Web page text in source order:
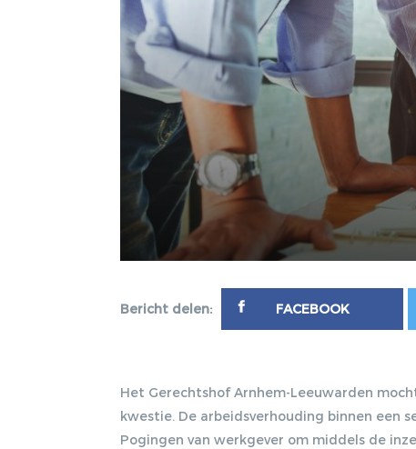
Bericht delen: FACEBOOK
Het Gerechtshof Arnhem-Leeuwarden
kwestie. De arbeidsverhouding binnen een
Pogingen van werkgever om middels de